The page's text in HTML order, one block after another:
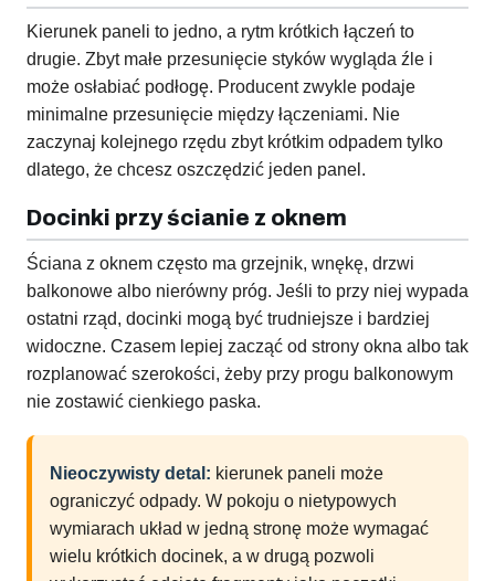
Kierunek paneli to jedno, a rytm krótkich łączeń to
drugie. Zbyt małe przesunięcie styków wygląda źle i
może osłabiać podłogę. Producent zwykle podaje
minimalne przesunięcie między łączeniami. Nie
zaczynaj kolejnego rzędu zbyt krótkim odpadem tylko
dlatego, że chcesz oszczędzić jeden panel.
Docinki przy ścianie z oknem
Ściana z oknem często ma grzejnik, wnękę, drzwi
balkonowe albo nierówny próg. Jeśli to przy niej wypada
ostatni rząd, docinki mogą być trudniejsze i bardziej
widoczne. Czasem lepiej zacząć od strony okna albo tak
rozplanować szerokości, żeby przy progu balkonowym
nie zostawić cienkiego paska.
Nieoczywisty detal: kierunek paneli może
ograniczyć odpady. W pokoju o nietypowych
wymiarach układ w jedną stronę może wymagać
wielu krótkich docinek, a w drugą pozwoli